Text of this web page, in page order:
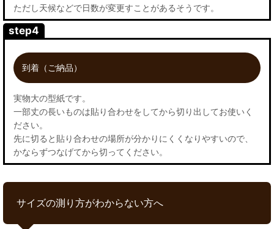
ただし天候などで日数が変更すことがあるそうです。
step4
到着（ご納品）
実物大の型紙です。
一部丈の長いものは貼り合わせをしてから切り出してお使いく
ださい。
先に切ると貼り合わせの場所が分かりにくくなりやすいので、
かならずつなげてから切ってください。
サイズの測り方がわからない方へ